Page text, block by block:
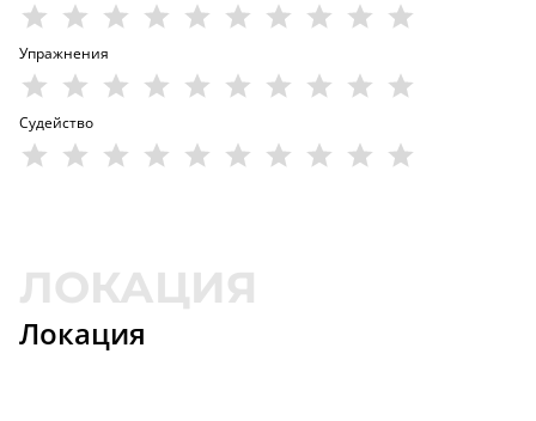
Упражнения
Судейство
Локация